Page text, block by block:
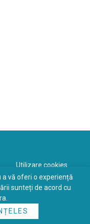
Utilizare cookies
by
vă oferi o experiență
sunteți de acord cu